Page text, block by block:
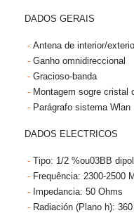
DADOS GERAIS
- Antena de interior/
- Ganho omnidireccional
- Gracioso-banda
- Montagem sogre cristal
- Parágrafo sistema Wlan
DADOS ELECTRICOS
- Tipo: 1/2 %ou03BB
- Frequência: 2300-2500
- Impedancia: 50 Ohms
- Radiación (Plano h):